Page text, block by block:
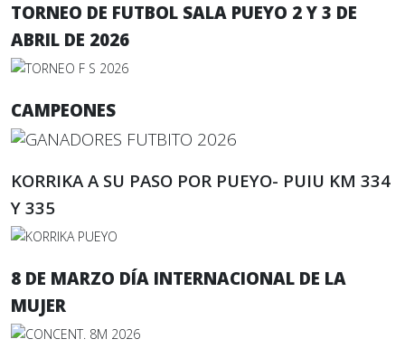
TORNEO DE FUTBOL SALA PUEYO 2 Y 3 DE
ABRIL DE 2026
CAMPEONES
KORRIKA A SU PASO POR PUEYO- PUIU KM 334
Y 335
8 DE MARZO DÍA INTERNACIONAL DE LA
MUJER